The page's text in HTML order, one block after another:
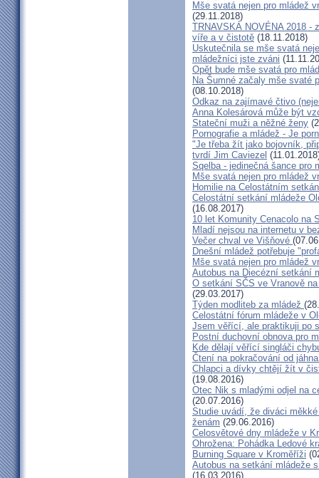
Mše svatá nejen pro mládež
(29.11.2018)
TRNAVSKÁ NOVÉNA 2018 -
víře a v čistotě (18.11.2018)
Uskutečnila se mše svatá
mládežníci jste zváni
Opět bude mše svatá pro
Na Šumné začaly mše svaté
(08.10.2018)
Odkaz na zajímavé čtivo
Anna Kolesárová může být
Stateční muži a něžné ženy
Pornografie a mládež - Je
"Je třeba žít jako bojovník,
tvrdí Jim Caviezel
Sqelba - jedinečná šance pro
Mše svatá nejen pro mládež
Homilie na Celostátním
Celostátní setkání mládeže
(16.08.2017)
10 let Komunity Cenacolo na
Mladí nejsou na internetu v
Večer chval ve Višňové
Dnešní mládež potřebuje
Mše svatá nejen pro mládež
Autobus na Diecézní setkání
O setkání SČS ve Vranově
(29.03.2017)
Týden modliteb za mládež
Celostátní fórum mládeže v
Jsem věřící, ale praktikuji po
Postní duchovní obnova pro
Kde dělají věřící singláči
Čtení na pokračování od
Chlapci a dívky chtějí žít v
(19.08.2016)
Otec Nik s mladými odjel na
(20.07.2016)
Studie uvádí, že diváci
ženám (29.06.2016)
Celosvětové dny mládeže v
Ohrožena: Pohádka Ledové
Burning Square v Kroměříži
Autobus na setkání mládeže
(16.03.2016)